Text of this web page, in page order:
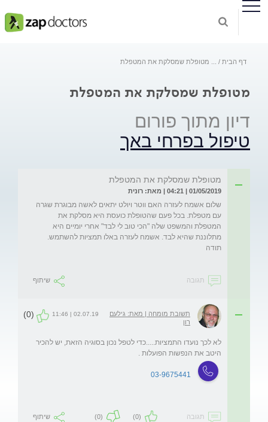
דף הבית מטופלת שמסלקת את המטפלת
מטופלת שמסלקת את המטפלת
דיון מתוך פורום
טיפול בפרחי באך
מטופלת שמסלקת את המטפלת
01/05/2019 | 04:21 | מאת: רונית
שלום אשמח לעזרה האם ווטר ויולט יתאים לאשה מבוגרת שגרה
עם מטפלת. בכל פעם שהטופלת כועסת היא מסלקת את
המטפלת והמשפט שלה "הכי טוב לי לבד" אחרי יומיים היא
מתלוננת שהיא לבד. אשמח לעזרה באלו תמציות להשתמש.
תגובה שיתוף
תשובת מומחה | מאת: גילעם
רון
02.07.19 | 11:46
(0)
לא לכך נועדו התמציות.....כדי לטפל נכון בסוגיה הזאת, יש להכיר
היטב את הנפשות הפועלות .
03-9675441
תגובה (0)
(0) שיתוף